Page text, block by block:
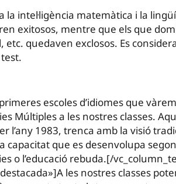
la intel·ligència matemàtica i la
exitosos, mentre que els que
etc. quedaven exclosos. Es
escoles d’idiomes que
Múltiples a les nostres classes.
l’any 1983, trenca amb la visió
capacitat que es desenvolupa
o l’educació rebuda.[/
les nostres classes